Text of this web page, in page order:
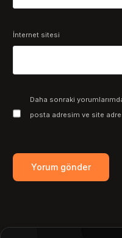
İnternet sitesi
Daha sonraki
posta adresim ve site